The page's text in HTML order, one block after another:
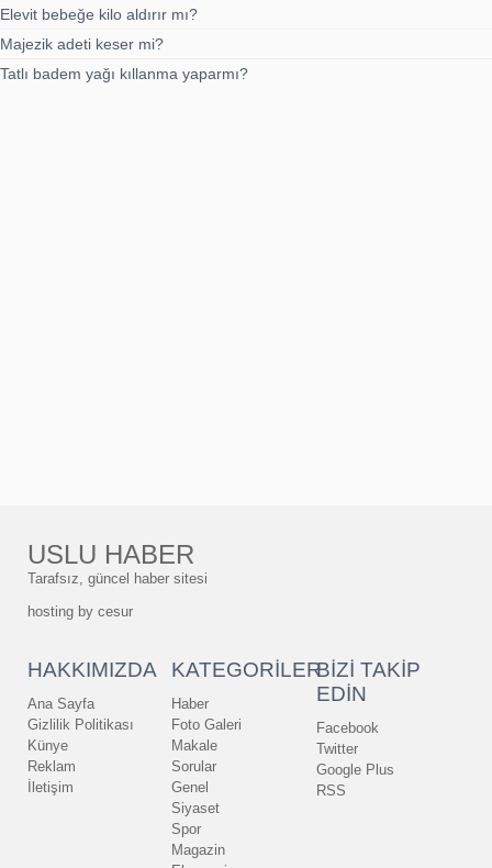
Elevit bebeğe kilo aldırır mı?
Majezik adeti keser mi?
Tatlı badem yağı kıllanma yaparmı?
USLU HABER
Tarafsız, güncel haber sitesi
hosting by cesur
HAKKIMIZDA
Ana Sayfa
Gizlilik Politikası
Künye
Reklam
İletişim
KATEGORİLER
Haber
Foto Galeri
Makale
Sorular
Genel
Siyaset
Spor
Magazin
BİZİ TAKİP
EDİN
Facebook
Twitter
Google Plus
RSS